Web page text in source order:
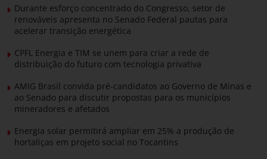
Durante esforço concentrado do Congresso, setor de
renováveis apresenta no Senado Federal pautas para
acelerar transição energética
CPFL Energia e TIM se unem para criar a rede de
distribuição do futuro com tecnologia privativa
AMIG Brasil convida pré-candidatos ao Governo de Minas e
ao Senado para discutir propostas para os municípios
mineradores e afetados
Energia solar permitirá ampliar em 25% a produção de
hortaliças em projeto social no Tocantins